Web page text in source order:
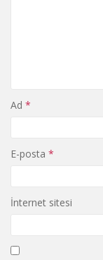
Ad *
E-posta *
İnternet sitesi